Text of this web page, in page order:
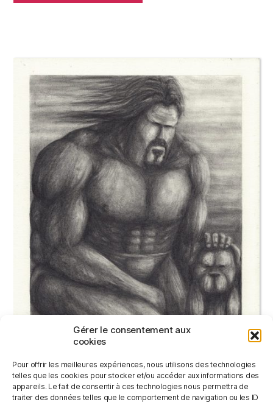
Gérer le consentement aux
cookies
Pour offrir les meilleures expériences, nous utilisons des technologies
telles que les cookies pour stocker et/ou accéder aux informations des
appareils. Le fait de consentir à ces technologies nous permettra de
traiter des données telles que le comportement de navigation ou les ID